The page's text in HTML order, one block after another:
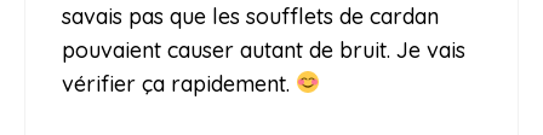
savais pas que les soufflets de cardan
pouvaient causer autant de bruit. Je vais
vérifier ça rapidement.